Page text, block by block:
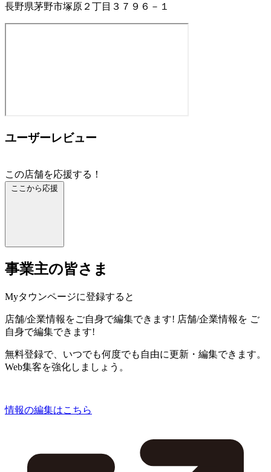
長野県茅野市塚原２丁目３７９６－１
ユーザーレビュー
この店舗を応援する！
ここから応援
事業主の皆さま
Myタウンページに登録すると
店舗/企業情報をご自身で編集できます! 店舗/企業情報を ご
自身で編集できます!
無料登録で、いつでも何度でも自由に更新・編集できます。
Web集客を強化しましょう。
情報の編集はこちら